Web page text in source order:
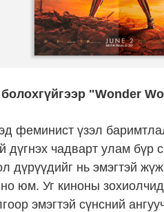
болохгүйгээр "Wonder
феминист үзэл
дүгнэх чадварт улам
дүрүүдийг нь эмэгтэй
юм. Уг киноны
эмэгтэй сүнсний